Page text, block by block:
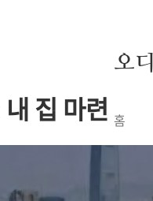
집 마련
오
홈